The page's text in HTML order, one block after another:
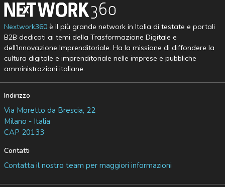
Nextwork360è il più grande network in Italia di testate e portali
B2B dedicati ai temi della Trasformazione Digitale e
dell’Innovazione Imprenditoriale. Ha la missione di diffondere la
cultura digitale e imprenditoriale nelle imprese e pubbliche
amministrazioni italiane.
Indirizzo
Via Moretto da Brescia, 22
Milano - Italia
CAP 20133
Contatti
Contatta il nostro team per maggiori informazioni